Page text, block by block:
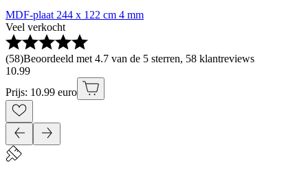
MDF-plaat 244 x 122 cm 4 mm
Veel verkocht
(58)Beoordeeld met 4.7 van de 5 sterren, 58 klantreviews
10.99
Prijs: 10.99 euro